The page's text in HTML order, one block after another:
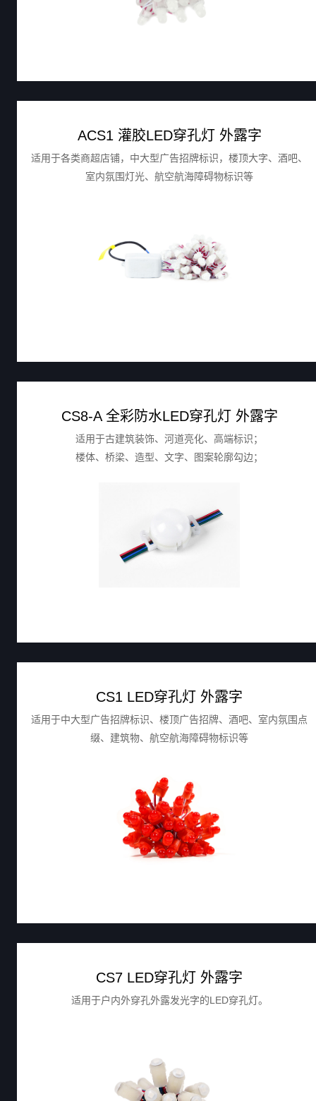
ACS1 灌胶LED穿孔灯 外露字
适用于各类商超店铺，中大型广告招牌标识，楼顶大字、酒吧、
室内氛围灯光、航空航海障碍物标识等
CS8-A 全彩防水LED穿孔灯 外露字
适用于古建筑装饰、河道亮化、高端标识；
楼体、桥梁、造型、文字、图案轮廓勾边；
CS1 LED穿孔灯 外露字
适用于中大型广告招牌标识、楼顶广告招牌、酒吧、室内氛围点
缀、建筑物、航空航海障碍物标识等
CS7 LED穿孔灯 外露字
适用于户内外穿孔外露发光字的LED穿孔灯。